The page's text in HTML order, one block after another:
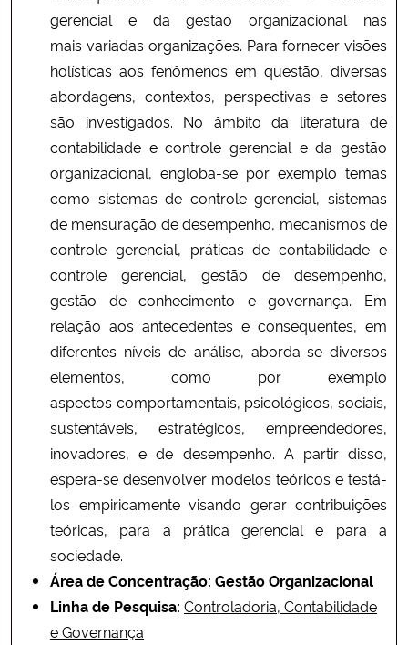
gerencial e da gestão organizacional nas
mais variadas organizações. Para fornecer visões
holísticas aos fenômenos em questão, diversas
abordagens, contextos, perspectivas e setores
são investigados. No âmbito da literatura de
contabilidade e controle gerencial e da gestão
organizacional, engloba-se por exemplo temas
como sistemas de controle gerencial, sistemas
de mensuração de desempenho, mecanismos de
controle gerencial, práticas de contabilidade e
controle gerencial, gestão de desempenho,
gestão de conhecimento e governança. Em
relação aos antecedentes e consequentes, em
diferentes níveis de análise, aborda-se diversos
elementos, como por exemplo
aspectos comportamentais, psicológicos, sociais,
sustentáveis, estratégicos, empreendedores,
inovadores, e de desempenho. A partir disso,
espera-se desenvolver modelos teóricos e testá-
los empiricamente visando gerar contribuições
teóricas, para a prática gerencial e para a
sociedade.
Área de Concentração: Gestão Organizacional
Linha de Pesquisa: Controladoria, Contabilidade
e Governança